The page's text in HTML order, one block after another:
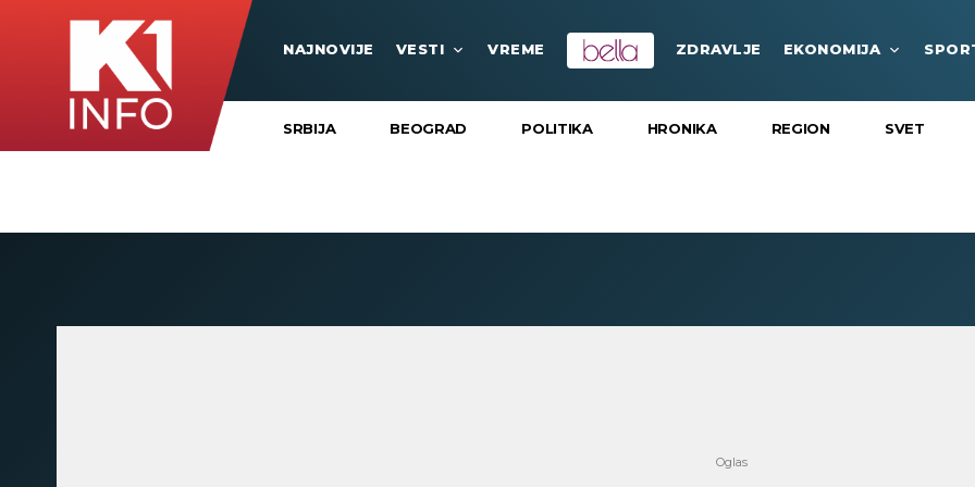
NAJNOVIJE VESTI VREME ZDRAVLJE EKONOMIJA
SRBIJA BEOGRAD POLITIKA HRONIKA REGION SVET